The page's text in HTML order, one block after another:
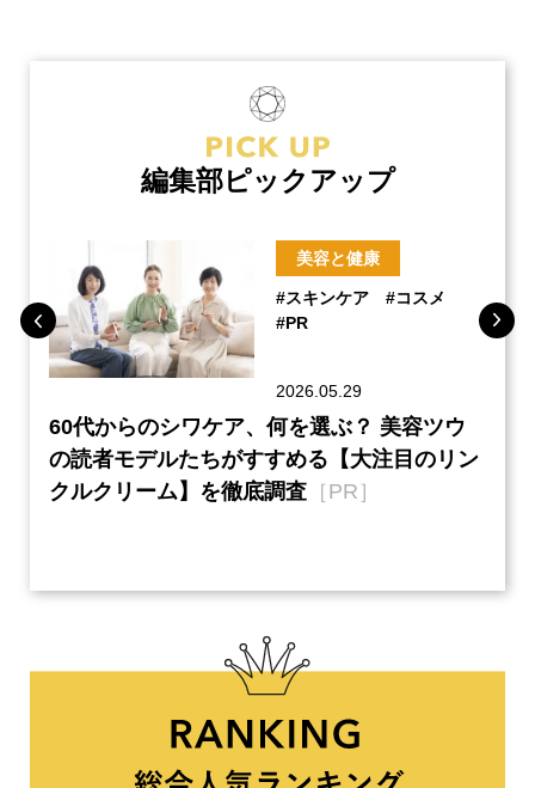
編集部ピックアップ
美容と健康
#スキンケア
#コスメ
#PR
2026.05.29
60代からのシワケア、何を選ぶ？ 美容ツウ
の読者モデルたちがすすめる【大注目のリン
クルクリーム】を徹底調査 ［PR］